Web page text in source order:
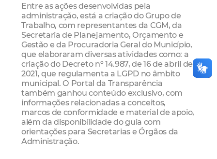
Entre as ações desenvolvidas pela
administração, está a criação do Grupo de
Trabalho, com representantes da CGM, da
Secretaria de Planejamento, Orçamento e
Gestão e da Procuradoria Geral do Município,
que elaboraram diversas atividades como: a
criação do Decreto nº 14.987, de 16 de abril de
2021, que regulamenta a LGPD no âmbito
municipal. O Portal da Transparência
também ganhou conteúdo exclusivo, com
informações relacionadas a conceitos,
marcos de conformidade e material de apoio,
além da disponibilidade do guia com
orientações para Secretarias e Órgãos da
Administração.